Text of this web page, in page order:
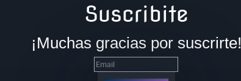
Suscribite
¡Muchas gracias por suscrirte!